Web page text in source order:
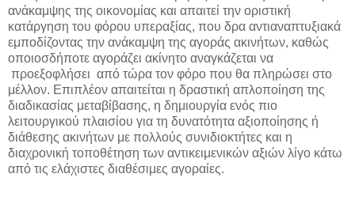
ανάκαμψης της οικονομίας και απαιτεί την οριστική
κατάργηση του φόρου υπεραξίας, που δρα αντιαναπτυξιακά
εμποδίζοντας την ανάκαμψη της αγοράς ακινήτων, καθώς
οποιοσδήποτε αγοράζει ακίνητο αναγκάζεται να
προεξοφλήσει από τώρα τον φόρο που θα πληρώσει στο
μέλλον. Επιπλέον απαιτείται η δραστική απλοποίηση της
διαδικασίας μεταβίβασης, η δημιουργία ενός πιο
λειτουργικού πλαισίου για τη δυνατότητα αξιοποίησης ή
διάθεσης ακινήτων με πολλούς συνιδιοκτήτες και η
διαχρονική τοποθέτηση των αντικειμενικών αξιών λίγο κάτω
από τις ελάχιστες διαθέσιμες αγοραίες.